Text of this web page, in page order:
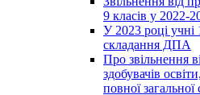
9 класів у 2022-
У 2023 році учні
складання ДПА
Про звільнення
здобувачів
повної загальної